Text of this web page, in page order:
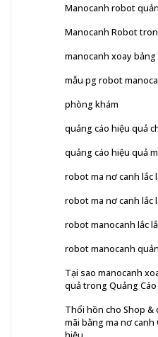
Manocanh robot
Manocanh Robot
manocanh xoay
mẫu pg robot
phòng khám
quảng cáo hiệu quả
quảng cáo hiệu quả
robot ma nơ canh lắc
robot ma nơ canh lắc
robot manocanh lắc
robot manocanh
Tại sao manocanh
quả trong Quảng Cáo
Thổi hồn cho Shop
mãi bằng ma nơ